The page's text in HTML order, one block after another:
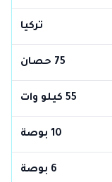
تركيا
75 حصان
55 كيلو وات
10 بوصة
6 بوصة